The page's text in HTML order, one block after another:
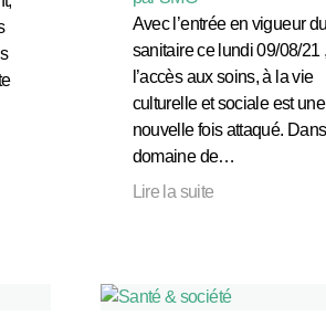
Avec l’entrée en vigueur
sanitaire ce lundi 09/08/21 ,
l’accès aux soins, à la vie
culturelle et sociale est une
nouvelle fois attaqué.
domaine de…
Lire la suite